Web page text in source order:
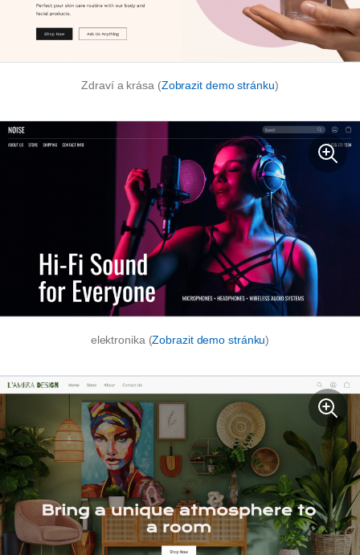
Zdraví a krása (Zobrazit demo stránku)
elektronika (Zobrazit demo stránku)